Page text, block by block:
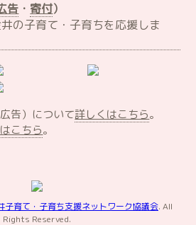
告 ・ 寄付）
の子育て・子育ちを応援しま
告）について詳しくはこちら。
こちら。
子育て・子育ち支援ネットワーク協議会. All
Rights Reserved.